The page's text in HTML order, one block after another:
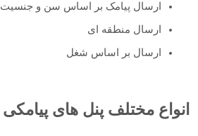
ارسال پیامک بر اساس سن و جنسیت
ارسال منطقه ای
ارسال بر اساس شغل
انواع مختلف پنل های پیامکی